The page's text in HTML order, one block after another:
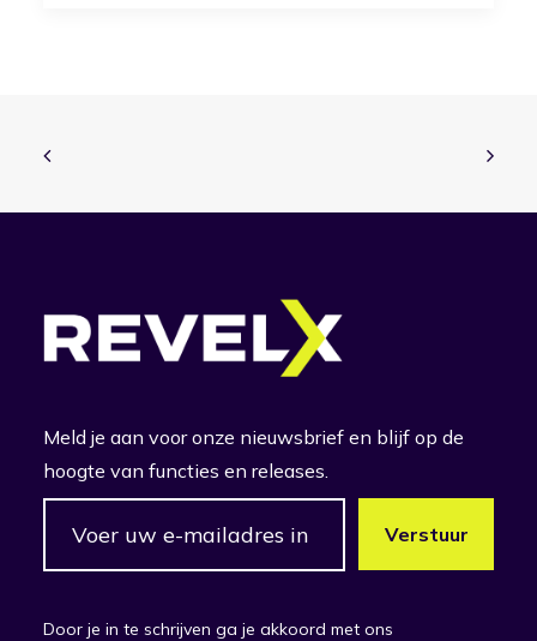
Meld je aan voor onze nieuwsbrief en blijf op de
hoogte van functies en releases.
Door je in te schrijven ga je akkoord met ons